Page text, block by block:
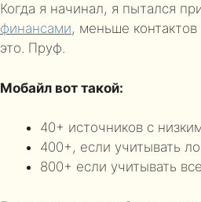
Когда я начинал, я пытался
финансами, меньше
это. Пруф.
Мобайл вот такой:
40+ источников с
400+, если учитывать
800+ если учитывать